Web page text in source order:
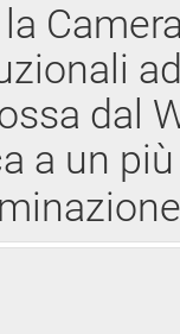
dal
a un